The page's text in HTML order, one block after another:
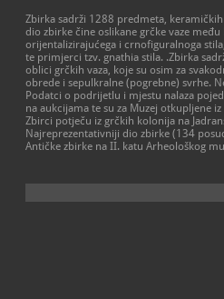
Zbirka sadrži 1288 predmeta,
dio zbirke čine oslikane grčke vaze
orijentalizirajućega i crnofiguralnoga
te primjerci tzv. gnathia stila. .Zbirka
oblici grčkih vaza, koje su osim za
obrede i sepulkralne (pogrebne) svrhe.
Podatci o podrijetlu i mjestu nalaza
na aukcijama te su za Muzej otkupljene
Zbirci potječu iz grčkih kolonija na
Najreprezentativniji dio zbirke (134
Antičke zbirke na II. katu Arheološkog